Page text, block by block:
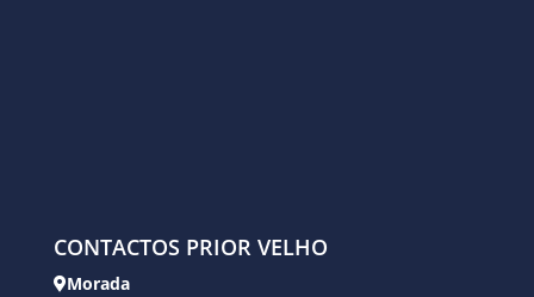
CONTACTOS PRIOR VELHO
Morada